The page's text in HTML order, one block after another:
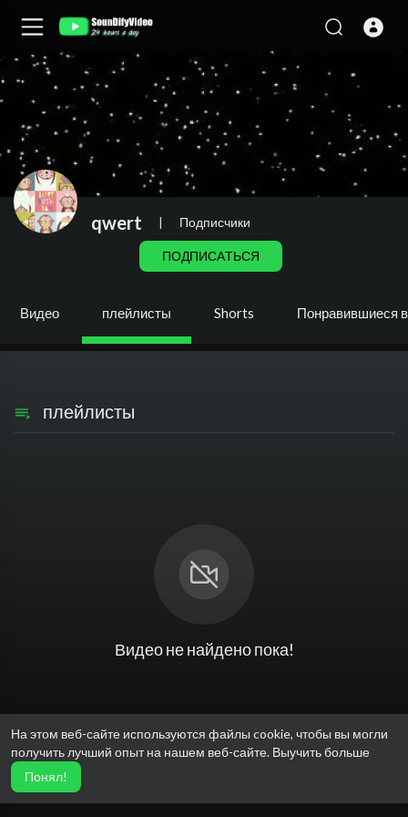
На этом веб-сайте используются файлы cookie, чтобы вы могли
получить лучший опыт на нашем веб-сайте. Выучить больше
Понял!
qwert | Подписчики
ПОДПИСАТЬСЯ
Видео плейлисты Shorts Понравившиеся
плейлисты
Видео не найдено пока!